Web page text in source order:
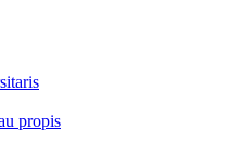
propis